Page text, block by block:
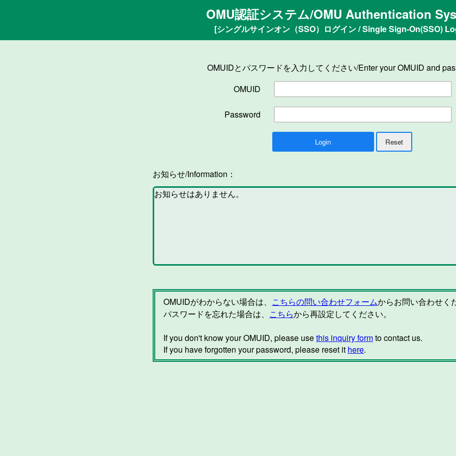
OMU認証システム/OMU Authentication
[シングルサインオン（SSO）ログイン / Single Sign-On(SSO)
OMUIDとパスワードを入力してください/Enter your OMUID and
OMUID
Password
お知らせ/Information：
OMUIDがわからない場合は、 こちらの問い合わせフォームからお問い合わせく
パスワードを忘れた場合は、 こちらから再設定してください。
If you don't know your OMUID, please usethis inquiry formto contact us.
If you have forgotten your password, please reset it here.